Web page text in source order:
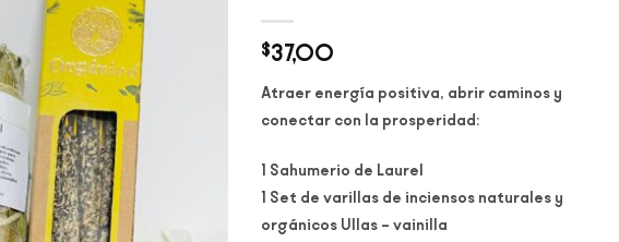
$37,00
Atraer energía positiva, abrir caminos y
conectar con la prosperidad:
1 Sahumerio de Laurel
1 Set de varillas de inciensos naturales y
orgánicos Ullas – vainilla